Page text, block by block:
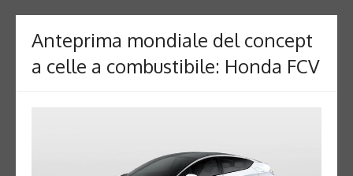
Anteprima mondiale del concept
a celle a combustibile: Honda FCV